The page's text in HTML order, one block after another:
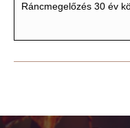
Ráncmegelőzés 30 év